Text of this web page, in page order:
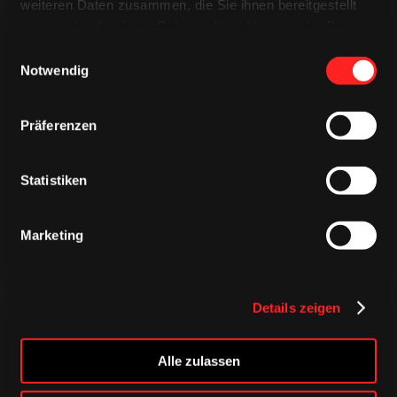
weiteren Daten zusammen, die Sie ihnen bereitgestellt
Notwendig
Präferenzen
Statistiken
Marketing
Details zeigen
Alle zulassen